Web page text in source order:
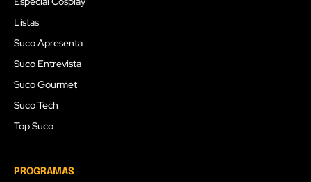
Listas
Suco Apresenta
Suco Entrevista
Suco Gourmet
Suco Tech
Top Suco
PROGRAMAS